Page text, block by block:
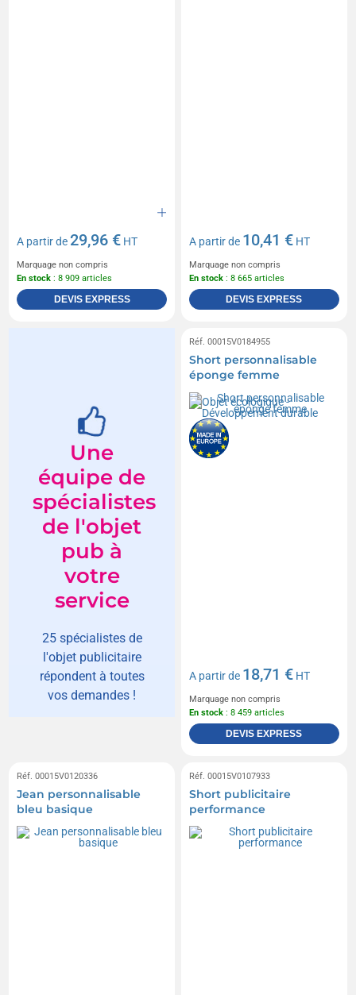
A partir de29,96 € HT
Marquage non compris
En stock : 8 909 articles
DEVIS EXPRESS
A partir de 10,41 € HT
Marquage non compris
En stock : 8 665 articles
DEVIS EXPRESS
Une
équipe de
spécialistes
de l'objet
pub à
votre
service
25 spécialistes de
l'objet publicitaire
répondent à toutes
vos demandes !
Réf. 00015V0184955
Short personnalisable
éponge femme
A partir de 18,71 € HT
Marquage non compris
En stock : 8 459 articles
DEVIS EXPRESS
Réf. 00015V0120336
Jean personnalisable
bleu basique
Réf. 00015V0107933
Short publicitaire
performance